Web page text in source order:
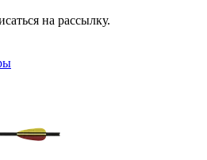
на рассылку.